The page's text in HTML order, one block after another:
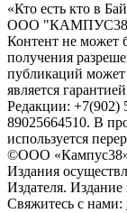
«Кто есть кто в
ООО "КАМПУС38"
Контент не может
получения
публикаций может
является
Редакции: +7(902)
89025664510. В
используется
©ООО «Кампус38»
Издания
Издателя.
Свяжитесь с нами: